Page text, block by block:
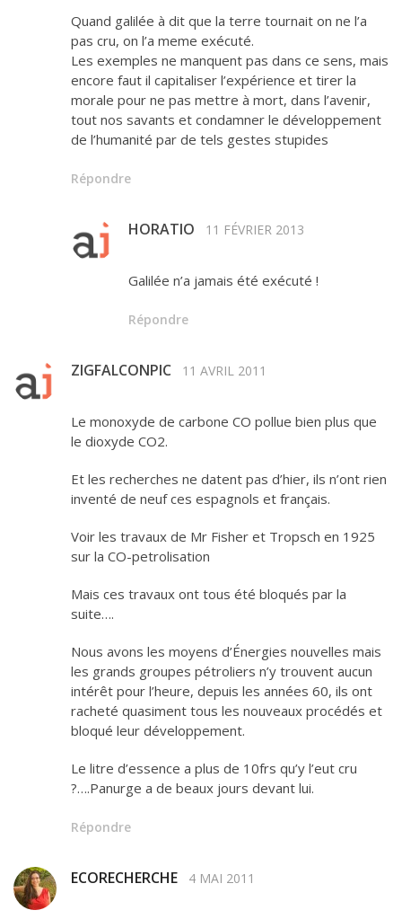
Quand galilée à dit que la terre tournait on ne l’a
pas cru, on l’a meme exécuté.
Les exemples ne manquent pas dans ce sens, mais
encore faut il capitaliser l’expérience et tirer la
morale pour ne pas mettre à mort, dans l’avenir,
tout nos savants et condamner le développement
de l’humanité par de tels gestes stupides
Répondre
HORATIO 11 FÉVRIER 2013
Galilée n’a jamais été exécuté !
Répondre
ZIGFALCONPIC 11 AVRIL 2011
Le monoxyde de carbone CO pollue bien plus que
le dioxyde CO2.
Et les recherches ne datent pas d’hier, ils n’ont rien
inventé de neuf ces espagnols et français.
Voir les travaux de Mr Fisher et Tropsch en 1925
sur la CO-petrolisation
Mais ces travaux ont tous été bloqués par la
suite….
Nous avons les moyens d’Énergies nouvelles mais
les grands groupes pétroliers n’y trouvent aucun
intérêt pour l’heure, depuis les années 60, ils ont
racheté quasiment tous les nouveaux procédés et
bloqué leur développement.
Le litre d’essence a plus de 10frs qu’y l’eut cru
?….Panurge a de beaux jours devant lui.
Répondre
ECORECHERCHE 4 MAI 2011